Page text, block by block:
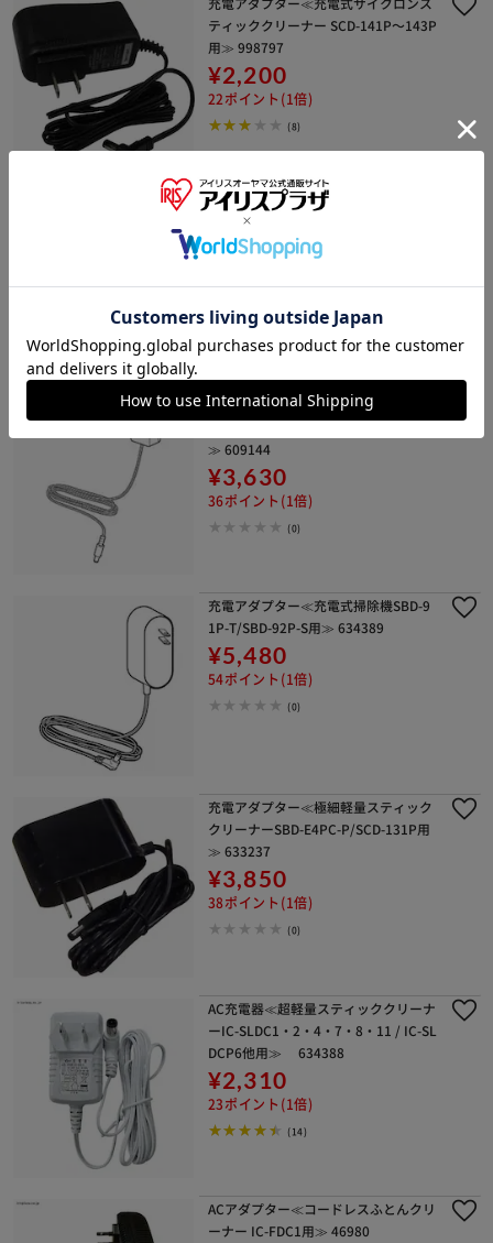
ティッククリーナー SCD-141P～143P
用≫ 998797
¥2,200
22ポイント(1倍)
(8)
充電アダプター≪充電式サイクロンス
ティッククリーナー IC-SLDCP10用≫
904565
(1)
充電アダプター≪極細軽量スティック
クリーナーIC-SLDCP5/KIC-SLDCP5用
≫ 609144
¥3,630
36ポイント(1倍)
(0)
充電アダプター≪充電式掃除機SBD-9
1P-T/SBD-92P-S用≫ 634389
¥5,480
54ポイント(1倍)
(0)
充電アダプター≪極細軽量スティック
クリーナーSBD-E4PC-P/SCD-131P用
≫ 633237
¥3,850
38ポイント(1倍)
(0)
AC充電器≪超軽量スティッククリーナ
ーIC-SLDC1・2・4・7・8・11 / IC-SL
DCP6他用≫ 634388
¥2,310
23ポイント(1倍)
(14)
ACアダプター≪コードレスふとんクリ
ーナー IC-FDC1用≫ 46980